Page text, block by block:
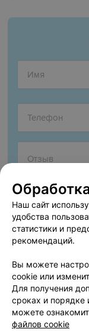
Согласен
прав
Наш сайт
удобства
статистики и
рекомендаций.
Вы можете
cookie или
Для получения
сроках и порядке
можете
файлов cookie